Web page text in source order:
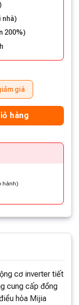
nhà)
200%)
giá
hàng
hành)
cơ inverter tiết
cung cấp đồng
hòa Mijia